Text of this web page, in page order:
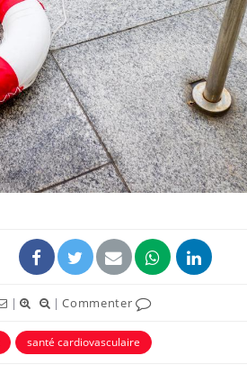
| |Commenter
santé cardiovasculaire
Hantavirus : un cas
détecté chez un touriste
en France